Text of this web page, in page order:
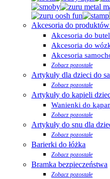
Akcesoria do
Akcesoria do
Akcesoria do
Akcesoria
Zobacz pozostałe
Artykuły dla dzieci do
Zobacz pozostałe
Artykuły do kąpieli
Wanienki do
Zobacz pozostałe
Artykuły do snu dla
Zobacz pozostałe
Barierki do łóżka
Zobacz pozostałe
Bramka bezpieczeństwa
Zobacz pozostałe